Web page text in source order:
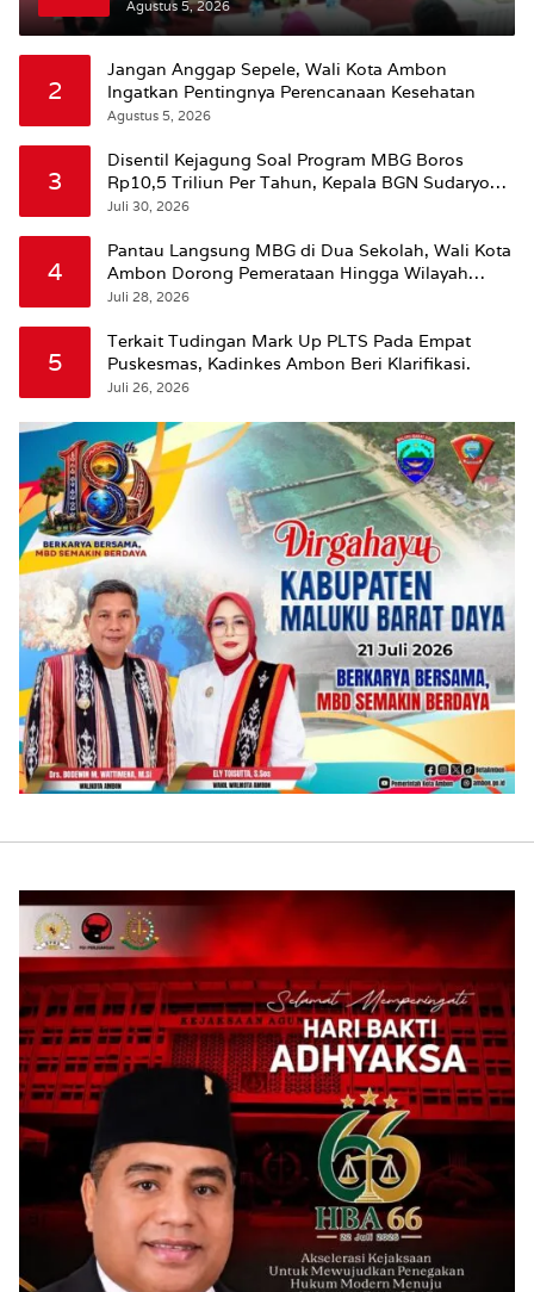
Agustus 5, 2026
2
Jangan Anggap Sepele, Wali Kota Ambon
Ingatkan Pentingnya Perencanaan Kesehatan
Agustus 5, 2026
3
Disentil Kejagung Soal Program MBG Boros
Rp10,5 Triliun Per Tahun, Kepala BGN Sudaryono
Beri Penjelasan
Juli 30, 2026
4
Pantau Langsung MBG di Dua Sekolah, Wali Kota
Ambon Dorong Pemerataan Hingga Wilayah
Leitimur Selatan
Juli 28, 2026
5
Terkait Tudingan Mark Up PLTS Pada Empat
Puskesmas, Kadinkes Ambon Beri Klarifikasi.
Juli 26, 2026